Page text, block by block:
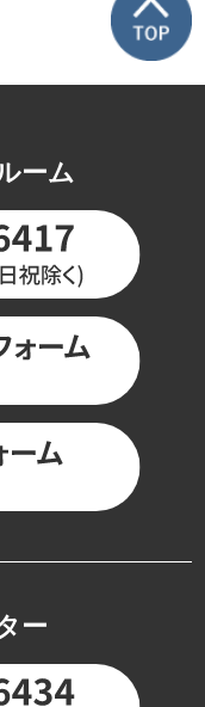
ーム
ー